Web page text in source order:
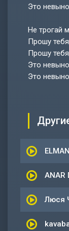
Это
Не трогай
Прошу
Прошу
Это
Это
ANAR
Люся